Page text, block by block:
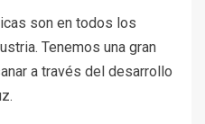
son en todos los
Tenemos una gran
a través del desarrollo